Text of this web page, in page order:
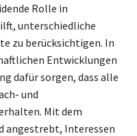
Rolle in
unterschiedliche
zu berücksichtigen. In
Entwicklungen
dafür sorgen, dass alle
und
Mit dem
angestrebt, Interessen